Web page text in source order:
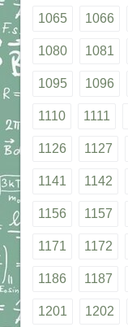
1065 1066
1080 1081
1095 1096
1110 1111
1126 1127
1141 1142
1156 1157
1171 1172
1186 1187
1201 1202